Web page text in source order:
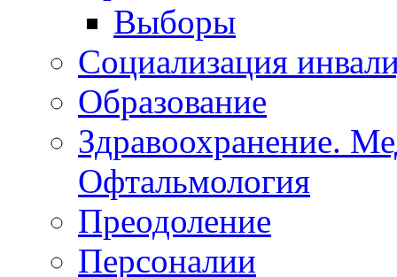
Выборы
Социализация
Образование
Здравоохранение.
Офтальмология
Преодоление
Персоналии